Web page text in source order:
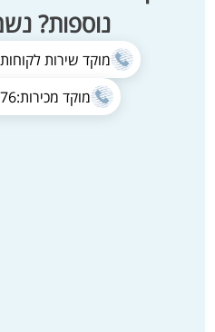
נוספות?
מוקד שירות
מוקד מכירות: